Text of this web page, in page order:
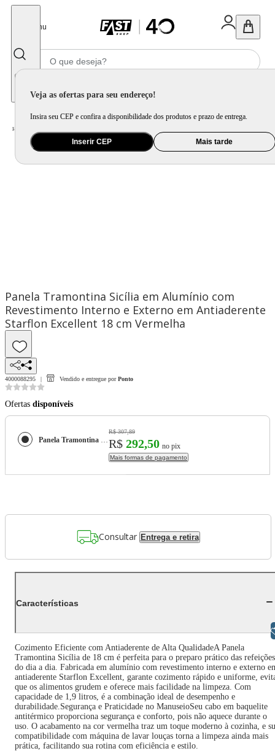
Menu
Veja as ofertas para seu endereço!
Insira seu CEP e confira a disponibilidade dos produtos e prazo de entrega.
Inserir CEP Mais tarde
Home
Panela Tramontina Sicília em Alumínio com
Revestimento Interno e Externo em Antiaderente
Starflon Excellent 18 cm Vermelha
4000088295 Vendido e entregue por Ponto
Ofertas disponíveis
Panela Tramontina Sicília em Alumínio com Revestimento Interno e Externo em Antiaderente Starflon Excellent 18 cm Vermelha
R$ 307,89
R$ 292,50 no pix
Mais formas de pagamento
Consultar Entrega e retira
Características
Cozimento Eficiente com Antiaderente de Alta QualidadeA Panela
Tramontina Sicília de 18 cm é perfeita para o preparo prático das refeições
do dia a dia. Fabricada em alumínio com revestimento interno e externo
antiaderente Starflon Excellent, garante cozimento rápido e uniforme,
que os alimentos grudem e oferece mais facilidade na limpeza. Com
capacidade de 1,9 litros, é a combinação ideal de desempenho e
durabilidade.Segurança e Praticidade no ManuseioSeu cabo em baquelite
antitérmico proporciona segurança e conforto, pois não aquece durante o
uso. O acabamento na cor vermelha traz um toque moderno à cozinha, e
compatibilidade com máquina de lavar louças torna a limpeza ainda mais
prática, facilitando sua rotina com eficiência e estilo.
Libras